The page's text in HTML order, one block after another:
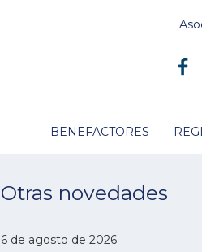
BENEFACTORES
Otras novedades
6 de agosto de 2026